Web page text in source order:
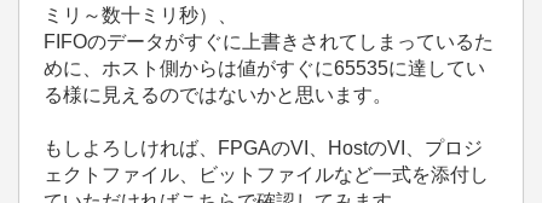
ミリ～数十ミリ秒）、
FIFOのデータがすぐに上書きされてしまっているた
めに、ホスト側からは値がすぐに65535に達してい
る様に見えるのではないかと思います。
もしよろしければ、FPGAのVI、HostのVI、プロジ
ェクトファイル、ビットファイルなど一式を添付し